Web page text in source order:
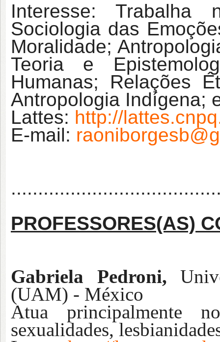
Interesse:
Sociologia das
Moralidade;
Teoria e
Humanas; Relações
Antropologia Indígena;
Lattes: http://
E-mail:
PROFESSORES(AS)
Gabriela Pedroni,
(UAM) - México
Atua principalmente
sexualidades,